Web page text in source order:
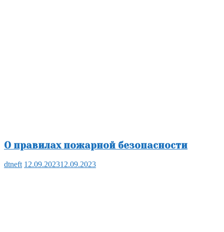
О правилах пожарной безопасности
dtneft 12.09.202312.09.2023